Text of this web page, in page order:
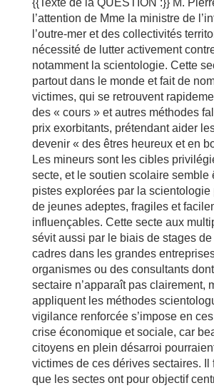
{{Texte de la QUESTION :}} M.
l’attention de Mme la ministre de
l’outre-mer et des collectivités
nécessité de lutter activement
notamment la scientologie. Cette
partout dans le monde et fait de
victimes, qui se retrouvent
des « cours » et autres méthodes
prix exorbitants, prétendant aider
devenir « des êtres heureux et en
Les mineurs sont les cibles
secte, et le soutien scolaire semble
pistes explorées par la scientologie
de jeunes adeptes, fragiles et
influençables. Cette secte aux
sévit aussi par le biais de stages
cadres dans les grandes
organismes ou des consultants
sectaire n’apparaît pas clairement,
appliquent les méthodes
vigilance renforcée s’impose en
crise économique et sociale, car
citoyens en plein désarroi
victimes de ces dérives sectaires. Il
que les sectes ont pour objectif